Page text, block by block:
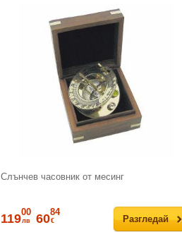
Слънчев часовник от месинг
Разгледай
11900
лв 6084
€